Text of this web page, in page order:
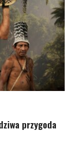
przygoda